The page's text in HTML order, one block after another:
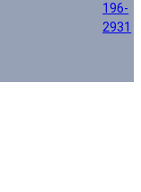
196-
2931